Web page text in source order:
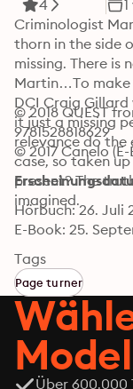
4
Criminologist
thorn in the side
missing. There is
Martin…To make
DCI Craig
it just a missing
relevance do the
case, so taken
present? The
imagined.
© 2018 QUEST
9781528818629
© 2017 Canelo (E-
Hörbuch: 26. Juli
E-Book: 25.
Tags
Page turner
Über 600.000